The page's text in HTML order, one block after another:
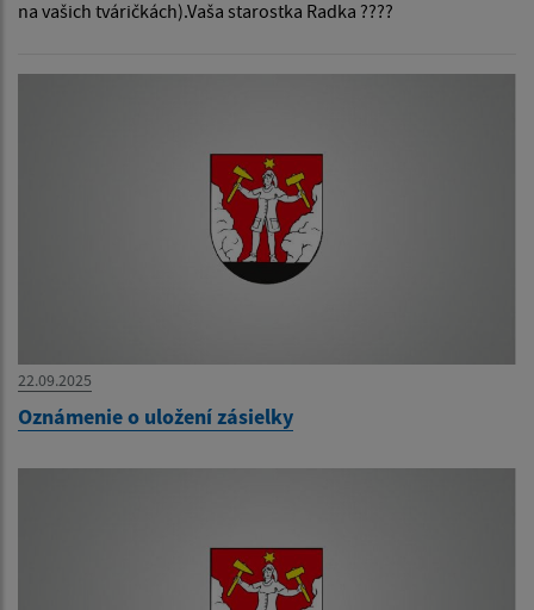
na vašich tváričkách).Vaša starostka Radka ????
22.09.2025
Oznámenie o uložení zásielky